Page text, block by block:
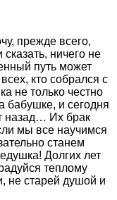
прежде всего,
сказать, ничего не
путь может
кто собрался с
не только честно
бабушке, и сегодня
назад… Их брак
мы все научимся
станем
Долгих лет
теплому
не старей душой и